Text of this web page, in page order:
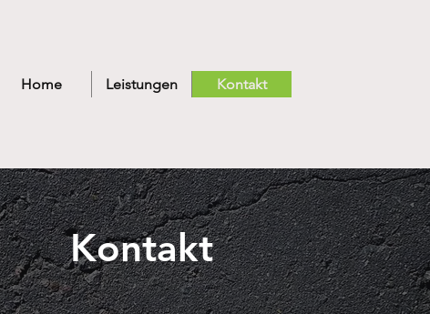
Home Leistungen Kontakt
Kontakt